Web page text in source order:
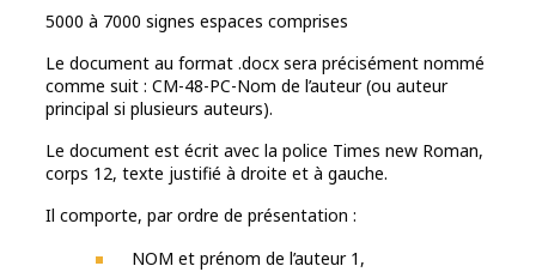
5000 à 7000 signes espaces comprises
Le document au format .docx sera précisément nommé
comme suit : CM-48-PC-Nom de l’auteur (ou auteur
principal si plusieurs auteurs).
Le document est écrit avec la police Times new Roman,
corps 12, texte justifié à droite et à gauche.
Il comporte, par ordre de présentation :
NOM et prénom de l’auteur 1,